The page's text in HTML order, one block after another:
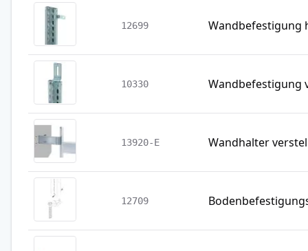
12699 Wandbefestigung
10330 Wandbefestigung
13920-E Wandhalter
12709